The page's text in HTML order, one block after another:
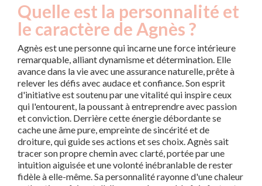
Quelle est la personnalité et
le caractère de Agnès ?
Agnès est une personne qui incarne une force intérieure
remarquable, alliant dynamisme et détermination. Elle
avance dans la vie avec une assurance naturelle, prête à
relever les défis avec audace et confiance. Son esprit
d'initiative est soutenu par une vitalité qui inspire ceux
qui l'entourent, la poussant à entreprendre avec passion
et conviction. Derrière cette énergie débordante se
cache une âme pure, empreinte de sincérité et de
droiture, qui guide ses actions et ses choix. Agnès sait
tracer son propre chemin avec clarté, portée par une
intuition aiguisée et une volonté inébranlable de rester
fidèle à elle-même. Sa personnalité rayonne d'une chaleur